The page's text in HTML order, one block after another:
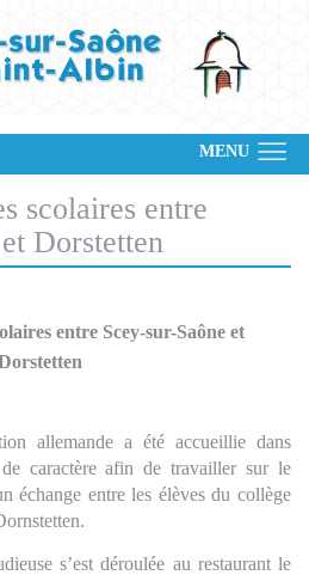
MENU
scolaires entre
Dorstetten
entre Scey-sur-Saône et
allemande a été accueillie dans
caractère afin de travailler sur le
échange entre les élèves du collège
s’est déroulée au restaurant le